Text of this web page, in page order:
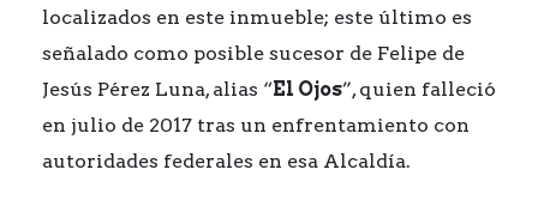
localizados en este inmueble; este último es
señalado como posible sucesor de Felipe de
Jesús Pérez Luna, alias “El Ojos”, quien falleció
en julio de 2017 tras un enfrentamiento con
autoridades federales en esa Alcaldía.